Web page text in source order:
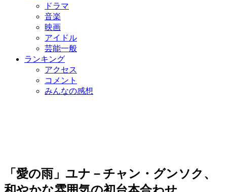
ドラマ
音楽
映画
アイドル
芸能一般
ランキング
アクセス
コメント
みんなの感想
「愛の雨」ユナ－チャン・グンソク、